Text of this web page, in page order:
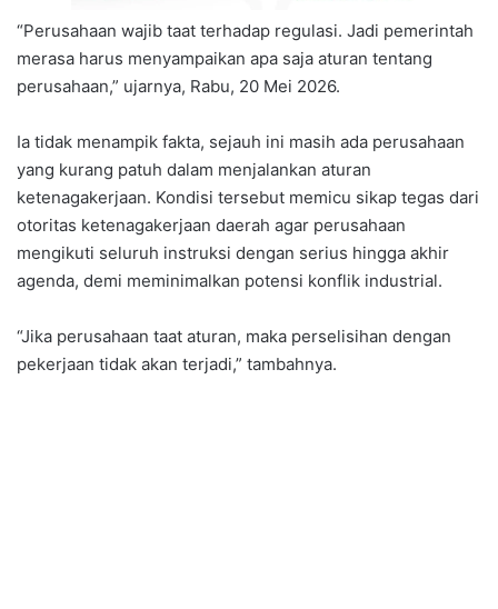
“Perusahaan wajib taat terhadap regulasi. Jadi pemerintah
merasa harus menyampaikan apa saja aturan tentang
perusahaan,” ujarnya, Rabu, 20 Mei 2026.
Ia tidak menampik fakta, sejauh ini masih ada perusahaan
yang kurang patuh dalam menjalankan aturan
ketenagakerjaan. Kondisi tersebut memicu sikap tegas dari
otoritas ketenagakerjaan daerah agar perusahaan
mengikuti seluruh instruksi dengan serius hingga akhir
agenda, demi meminimalkan potensi konflik industrial.
“Jika perusahaan taat aturan, maka perselisihan dengan
pekerjaan tidak akan terjadi,” tambahnya.